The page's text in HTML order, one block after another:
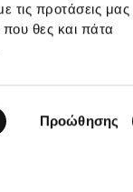
τις προτάσεις μας
που θες και πάτα
Προώθησης